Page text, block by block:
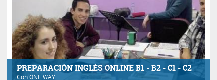
PREPARACIÓN INGLÉS ONLINE B1 - B2 - C1 - C2
ConONE WAY